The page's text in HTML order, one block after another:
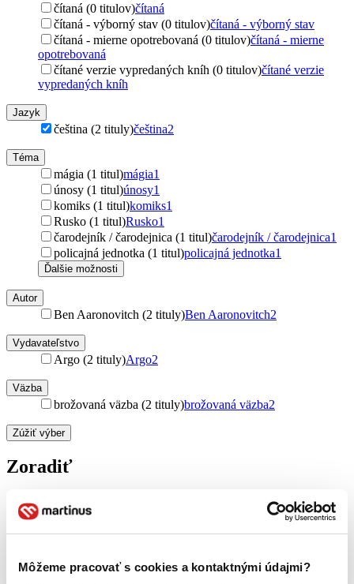
Môžeme pracovať s cookies a kontaktnými údajmi?
čítaná (0 titulov)čítaná
čítaná - výborný stav (0 titulov)čítaná - výborný stav
čítaná - mierne opotrebovaná (0 titulov)čítaná - mierne
opotrebovaná
čítané verzie vypredaných kníh (0 titulov)čítané verzie
vypredaných kníh
Jazyk
čeština (2 tituly)čeština2
Téma
mágia (1 titul)mágia1
únosy (1 titul)únosy1
komiks (1 titul)komiks1
Rusko (1 titul)Rusko1
čarodejník / čarodejnica (1 titul)čarodejník / čarodejnica1
policajná jednotka (1 titul)policajná jednotka1
Ďalšie možnosti
Autor
Ben Aaronovitch (2 tituly)Ben Aaronovitch2
Vydavateľstvo
Argo (2 tituly)Argo2
Väzba
brožovaná väzba (2 tituly)brožovaná väzba2
Zúžiť výber
Zoradiť
Top hodnotené